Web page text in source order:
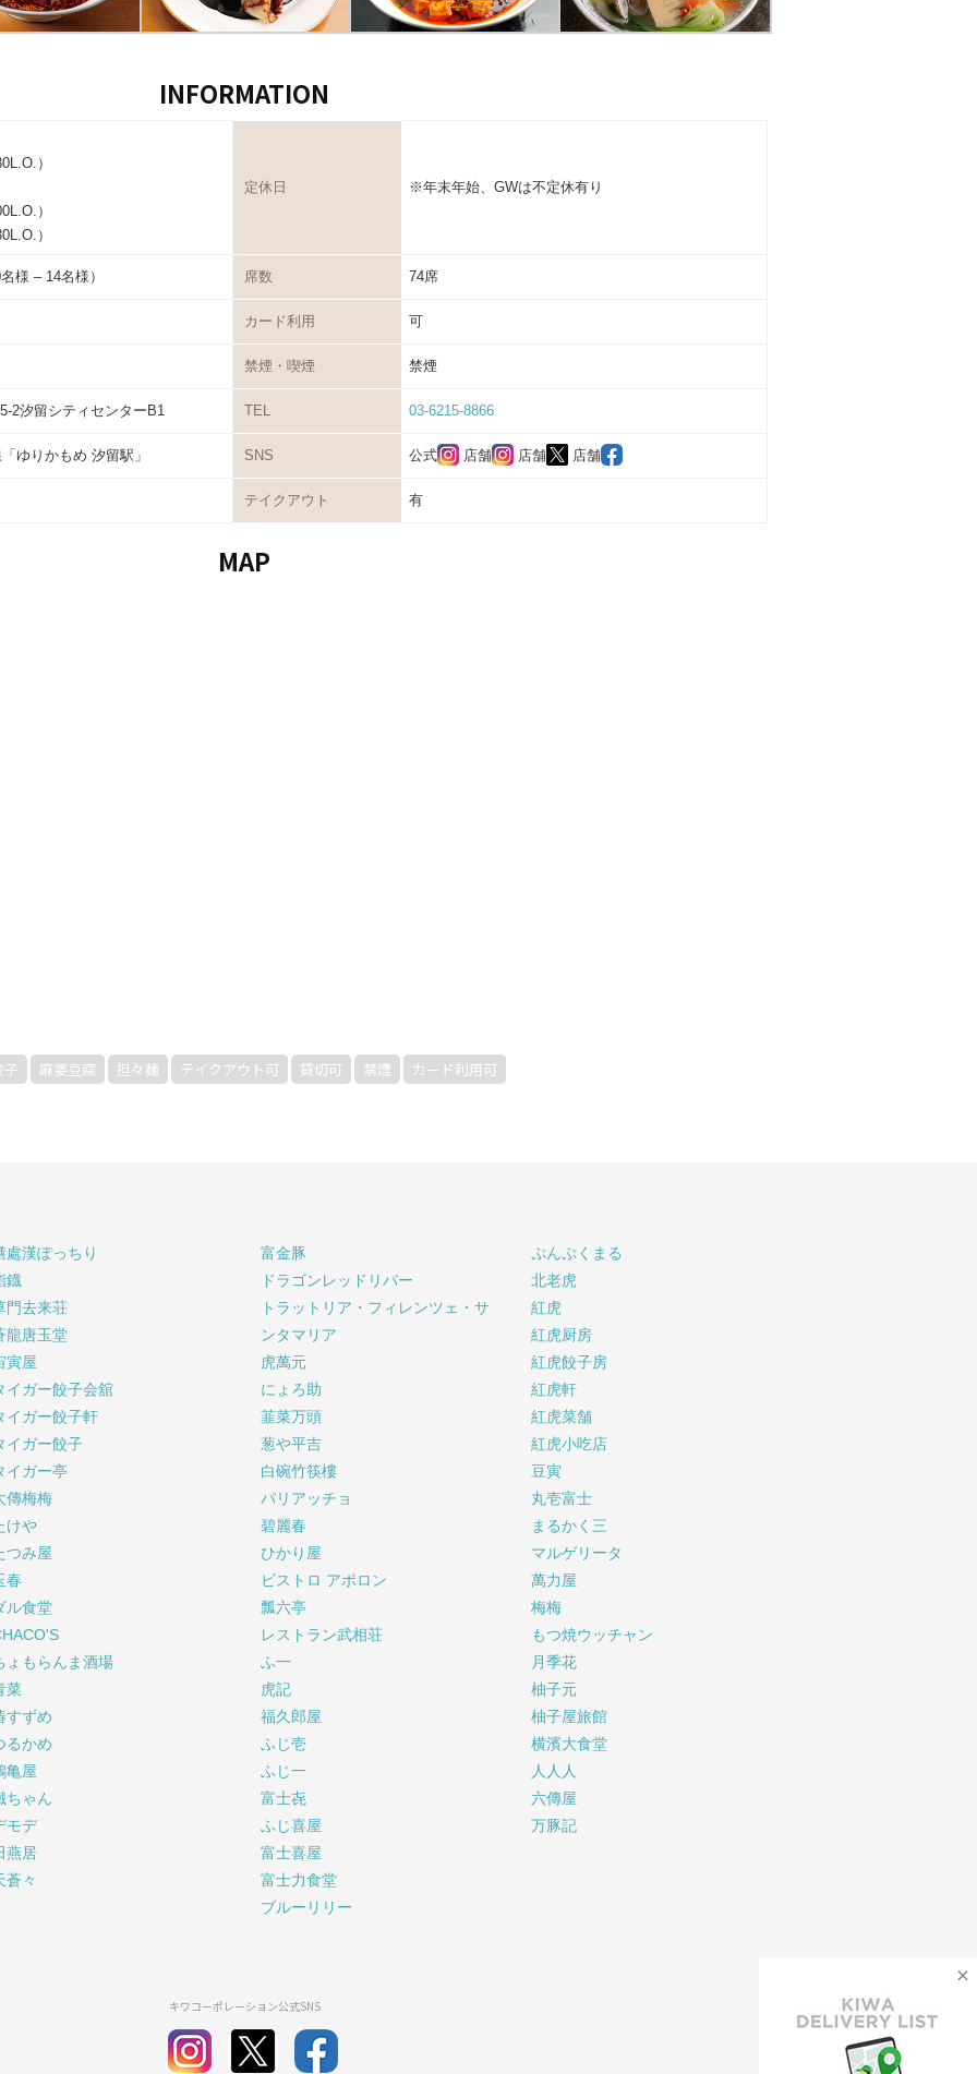
INFORMATION
）
）
）
定休日 ※年末年始、GWは不定休有り
様 – 14名様） 席数 74席
カード利用 可
禁煙・喫煙 禁煙
2汐留シティセンターB1 TEL 03-6215-8866
ゆりかもめ 汐留駅」 SNS 公式 店舗 店舗 店舗
テイクアウト 有
MAP
子 麻婆豆腐 担々麺 テイクアウト可 貸切可 禁煙 カード利用可
處漢ぽっちり
鐡
門去来荘
龍唐玉堂
寅屋
イガー餃子会舘
イガー餃子軒
イガー餃子
イガー亭
傳梅梅
けや
つみ屋
春
ル食堂
ょもらんま酒場
菜
すずめ
るかめ
亀屋
ちゃん
モデ
燕居
蒼々
富金豚
ドラゴンレッドリバー
トラットリア・フィレンツェ・サ
ンタマリア
虎萬元
にょろ助
韮菜万頭
葱や平吉
白碗竹筷樓
パリアッチョ
碧麗春
ひかり屋
ビストロ アポロン
瓢六亭
レストラン武相荘
ふ一
虎記
福久郎屋
ふじ壱
ふじ一
富士㐂
ふじ喜屋
富士喜屋
富士力食堂
ブルーリリー
ぷんぷくまる
北老虎
紅虎
紅虎厨房
紅虎餃子房
紅虎軒
紅虎菜舗
紅虎小吃店
豆寅
丸壱富士
まるかく三
マルゲリータ
萬力屋
梅梅
もつ焼ウッチャン
月季花
柚子元
柚子屋旅館
横濱大食堂
人人人
六傳屋
万豚記
キワコーポレーション公式SNS
×